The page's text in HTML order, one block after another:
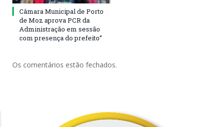
Câmara Municipal de Porto
de Moz aprova PCR da
Administração em sessão
com presença do prefeito”
Os comentários estão fechados.